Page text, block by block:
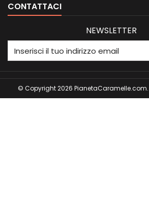
© Copyright 2026 PianetaCaramelle.com.
CONTATTACI
NEWSLETTER